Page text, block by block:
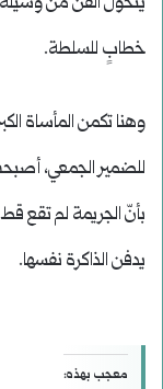
خطابٍ للسلطة.
وهنا تكمن المأساة
للضمير الجمعي،
بأنّ الجريمة لم تقع
يدفن الذاكرة نفسها.
معجب بهذه: